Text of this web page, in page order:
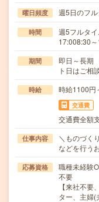
曜日頻度 週5日のフル
時間
週5フルタ
17:008:30
期間
即日～長期
ト日はご相
時給 時給1100
交通費
交通費全額
仕事内容
＼ものづく
などを行う
応募資格
職種未経験
不要
【来社不
ター、主婦